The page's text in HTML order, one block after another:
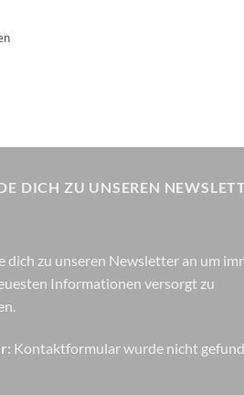
DICH ZU UNSEREN
dich zu unseren Newsletter an um
Informationen versorgt zu
Kontaktformular wurde nicht